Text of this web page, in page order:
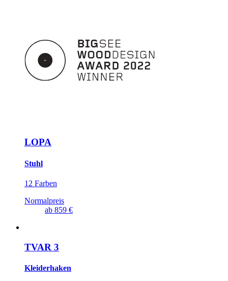
LOPA
Stuhl
12 Farben
Normalpreis
ab 859 €
TVAR 3
Kleiderhaken